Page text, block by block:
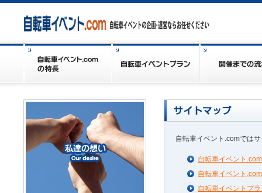
自転車イベント.comでは
自転車イベント
自転車イベント
自転車イベントプ